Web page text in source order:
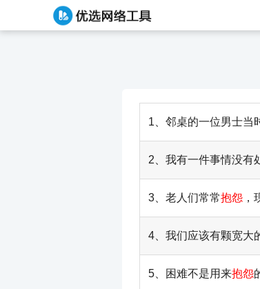
1、邻桌的一位男士当
2、我有一件事情没有
3、老人们常常抱怨 ，
4、我们应该有颗宽大
5、困难不是用来抱怨